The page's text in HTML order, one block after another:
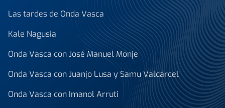
Las tardes de Onda Vasca
Kale Nagusia
Onda Vasca con José Manuel Monje
Onda Vasca con Juanjo Lusa y Samu Valcárcel
Onda Vasca con Imanol Arruti